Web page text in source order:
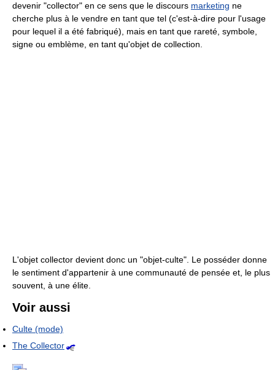
devenir "collector" en ce sens que le discours marketing ne
cherche plus à le vendre en tant que tel (c'est-à-dire pour l'usage
pour lequel il a été fabriqué), mais en tant que rareté, symbole,
signe ou emblème, en tant qu'objet de collection.
L'objet collector devient donc un "objet-culte". Le posséder donne
le sentiment d'appartenir à une communauté de pensée et, le plus
souvent, à une élite.
Voir aussi
Culte (mode)
The Collector